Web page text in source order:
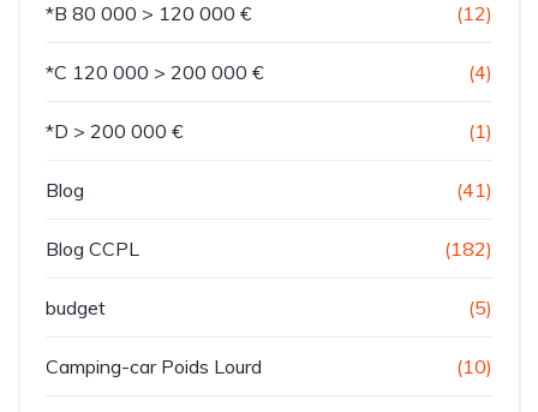
*B 80 000 > 120 000 € (12)
*C 120 000 > 200 000 € (4)
*D > 200 000 € (1)
Blog (41)
Blog CCPL (182)
budget (5)
Camping-car Poids Lourd (10)